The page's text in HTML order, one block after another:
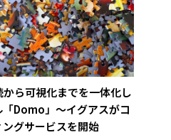
から可視化までを一体化し
「Domo」～イグアスがコ
ングサービスを開始